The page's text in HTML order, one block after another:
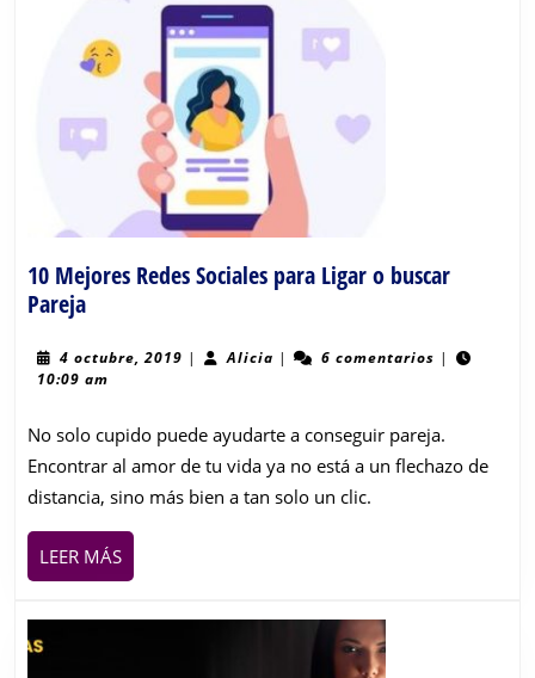
10 Mejores Redes Sociales para Ligar o buscar
Pareja10
Redes
Sociales
Ligar
o
buscar
Pareja
4 octubre, 2019 4| AliciaAlicia
| 6 comentarios |
10:09 am
No solo cupido puede ayudarte a conseguir pareja.
Encontrar al amor de tu vida ya no está a un flechazo de
distancia, sino más bien a tan solo un clic.
LEER MÁSLEER
MÁS